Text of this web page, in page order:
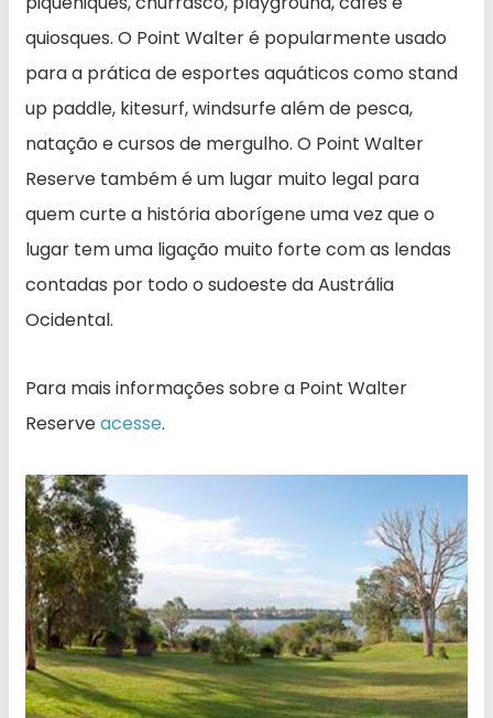
quiosques. O Point Walter é popularmente usado
para a prática de esportes aquáticos como stand
up paddle, kitesurf, windsurfe além de pesca,
natação e cursos de mergulho. O Point Walter
Reserve também é um lugar muito legal para
quem curte a história aborígene uma vez que o
lugar tem uma ligação muito forte com as lendas
contadas por todo o sudoeste da Austrália
Ocidental.
Para mais informações sobre a Point Walter
Reserveacesse.